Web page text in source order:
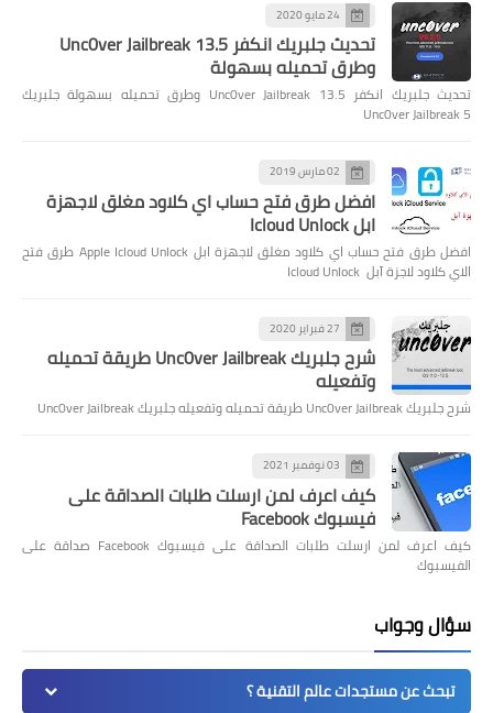
24 مايو 2020
تحديث جلبريك انكفر Unc0ver Jailbreak 13.5
وطرق تحميله بسهولة
تحديث جلبريك انكفر Unc0ver Jailbreak 13.5 وطرق تحميله بسهولة جلبريك
Unc0ver Jailbreak 5
02 مارس 2019
افضل طرق فتح حساب اي كلاود مغلق لاجهزة
ابل Icloud Unlock
افضل طرق فتح حساب اي كلاود مغلق لاجهزة ابل Apple Icloud Unlock طرق فتح
الاي كلاود لاجزة آبل Icloud Unlock
27 فبراير 2020
شرح جلبريك Unc0ver Jailbreak طريقة تحميله
وتفعيله
شرح جلبريك Unc0ver Jailbreak طريقة تحميله وتفعيله جلبريك Unc0ver Jailbreak
03 نوفمبر 2021
كيف اعرف لمن ارسلت طلبات الصداقة على
فيسبوك Facebook
كيف اعرف لمن ارسلت طلبات الصداقة على فيسبوك Facebook صداقة على
الفيسبوك
سؤال وجواب
تبحث عن مستجدات عالم التقنية ؟